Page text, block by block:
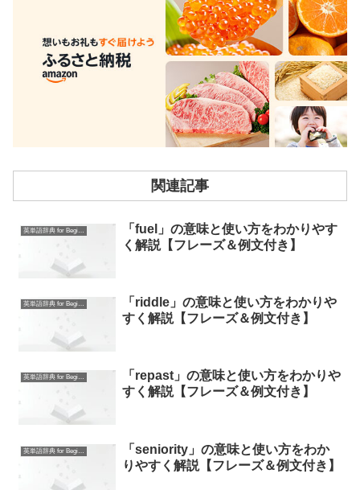
関連記事
英単語辞典 for Beginners
「fuel」の意味と使い方をわかりやす
く解説【フレーズ＆例文付き】
英単語辞典 for Beginners
「riddle」の意味と使い方をわかりや
すく解説【フレーズ＆例文付き】
英単語辞典 for Beginners
「repast」の意味と使い方をわかりや
すく解説【フレーズ＆例文付き】
英単語辞典 for Beginners
「seniority」の意味と使い方をわか
りやすく解説【フレーズ＆例文付き】